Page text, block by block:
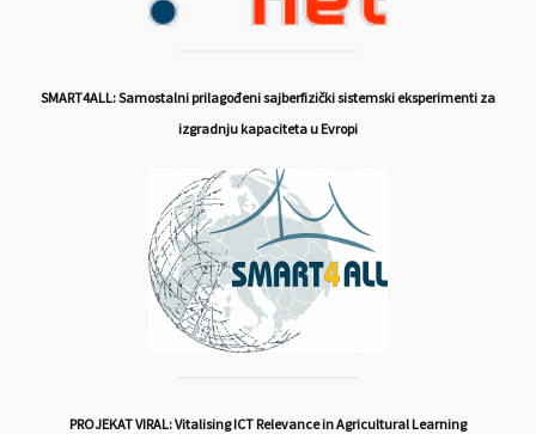
SMART4ALL: Samostalni prilagođeni sajberfizički sistemski eksperimenti za
izgradnju kapaciteta u Evropi
PROJEKAT VIRAL: Vitalising ICT Relevance in Agricultural Learning